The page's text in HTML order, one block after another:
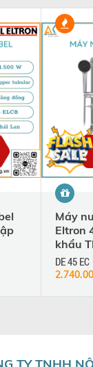
Máy
Eltron
khẩu
DE 45 EC